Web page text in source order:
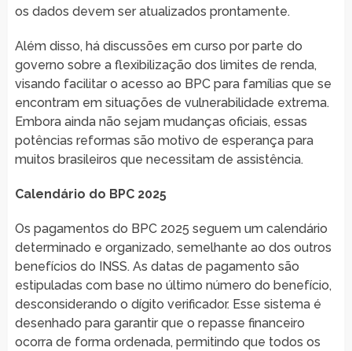
os dados devem ser atualizados prontamente.
Além disso, há discussões em curso por parte do
governo sobre a flexibilização dos limites de renda,
visando facilitar o acesso ao BPC para famílias que se
encontram em situações de vulnerabilidade extrema.
Embora ainda não sejam mudanças oficiais, essas
potências reformas são motivo de esperança para
muitos brasileiros que necessitam de assistência.
Calendário do BPC 2025
Os pagamentos do BPC 2025 seguem um calendário
determinado e organizado, semelhante ao dos outros
benefícios do INSS. As datas de pagamento são
estipuladas com base no último número do benefício,
desconsiderando o dígito verificador. Esse sistema é
desenhado para garantir que o repasse financeiro
ocorra de forma ordenada, permitindo que todos os